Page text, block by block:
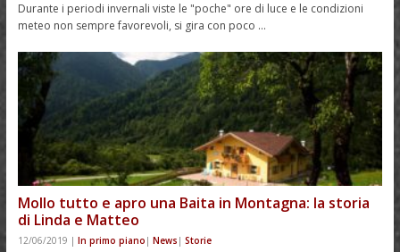
Durante i periodi invernali viste le "poche" ore di luce e le condizioni
meteo non sempre favorevoli, si gira con poco …
Mollo tutto e apro una Baita in Montagna: la storia
di Linda e Matteo
12/06/2019 | In primo piano | News | Storie